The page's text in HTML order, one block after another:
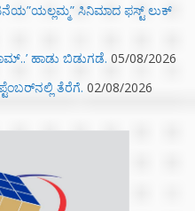
ಸಿನಿಮಾದ ಫಸ್ಟ್‌ ಲುಕ್‌
ಹಾಡು ಬಿಡುಗಡೆ. 05/08/2026
ತೆರೆಗೆ. 02/08/2026